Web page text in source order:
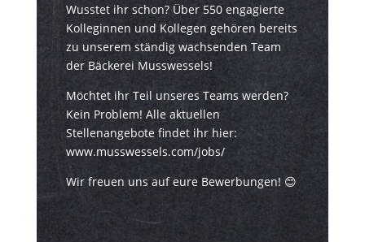
Wusstet ihr schon? Über 550 engagierte
Kolleginnen und Kollegen gehören bereits
zu unserem ständig wachsenden Team
der Bäckerei Musswessels!
Möchtet ihr Teil unseres Teams werden?
Kein Problem! Alle aktuellen
Stellenangebote findet ihr hier:
www.musswessels.com/jobs/
Wir freuen uns auf eure Bewerbungen! 😊